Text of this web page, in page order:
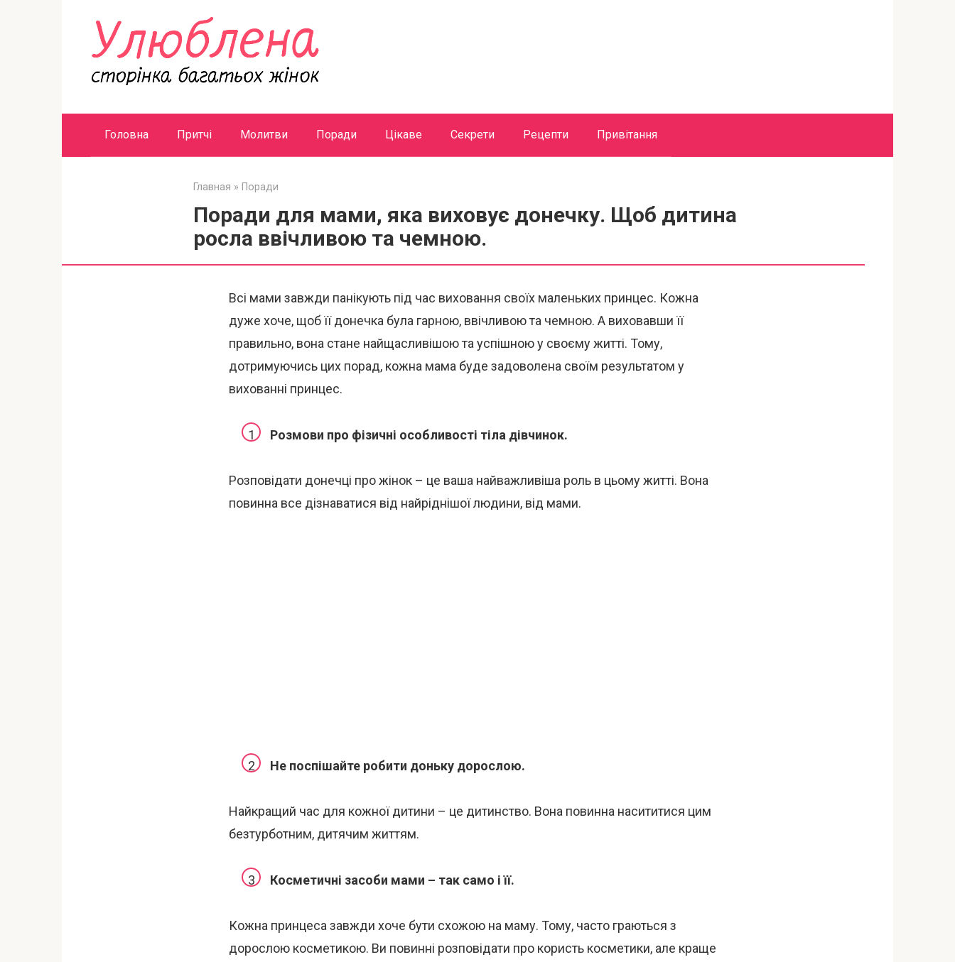
Головна Притчі Молитви Поради Цікаве Секрети Рецепти Привітання
Главная » Поради
Поради для мами, яка виховує донечку. Щоб дитина
росла ввічливою та чемною.
Всі мами завжди панікують під час виховання своїх маленьких принцес. Кожна
дуже хоче, щоб її донечка була гарною, ввічливою та чемною. А виховавши її
правильно, вона стане найщасливішою та успішною у своєму житті. Тому,
дотримуючись цих порад, кожна мама буде задоволена своїм результатом у
вихованні принцес.
Розмови про фізичні особливості тіла дівчинок.
Розповідати донечці про жінок – це ваша найважливіша роль в цьому житті. Вона
повинна все дізнаватися від найріднішої людини, від мами.
Не поспішайте робити доньку дорослою.
Найкращий час для кожної дитини – це дитинство. Вона повинна насититися цим
безтурботним, дитячим життям.
Косметичні засоби мами – так само і її.
Кожна принцеса завжди хоче бути схожою на маму. Тому, часто граються з
дорослою косметикою. Ви повинні розповідати про користь косметики, але краще